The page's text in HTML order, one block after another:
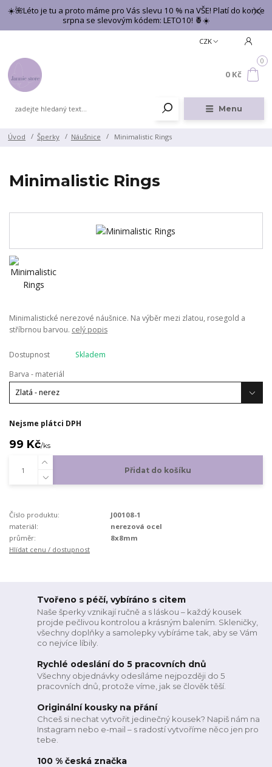
☀️🌺Léto je tu a proto máme pro Vás slevu 10 % na VŠE! Platí do konce
srpna se slevovým kódem: LETO10! 🍍☀️
Menu
CZK
0
0 Kč
Úvod Šperky Náušnice Minimalistic Rings
Minimalistic Rings
Minimalistické nerezové náušnice. Na výběr mezi zlatou, rosegold a
stříbrnou barvou. celý popis
Dostupnost
Skladem
Barva - materiál
Nejsme plátci DPH
99 Kč/ks
Přidat do košíku
Číslo produktu:
J00108-1
materiál:
nerezová ocel
průměr:
8x8mm
Hlídat cenu / dostupnost
Tvořeno s péčí, vybíráno s citem
Naše šperky vznikají ručně a s láskou – každý kousek
projde pečlivou kontrolou a krásným balením. Skleničky,
všechny doplňky a samolepky vybíráme tak, aby se Vám
co nejvíce líbily.
Rychlé odeslání do 5 pracovních dnů
Všechny objednávky odesíláme nejpozději do 5
pracovních dnů, protože víme, jak se člověk těší.
Originální kousky na přání
Chceš si nechat vytvořit jedinečný kousek? Napiš nám na
Instagram nebo e-mail – s radostí vytvoříme něco jen pro
tebe.
100 % česká značka